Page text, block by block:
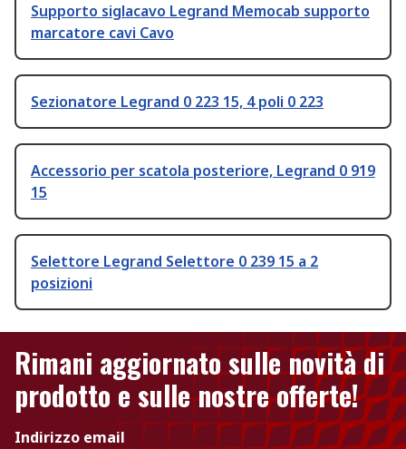
Supporto siglacavo Legrand Memocab supporto
marcatore cavi Cavo
Sezionatore Legrand 0 223 15, 4 poli 0 223
Accessorio per scatola posteriore, Legrand 0 919
15
Selettore Legrand Selettore 0 239 15 a 2
posizioni
Rimani aggiornato sulle novità di
prodotto e sulle nostre offerte!
Indirizzo email